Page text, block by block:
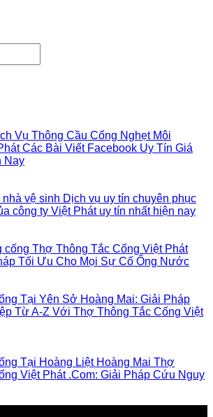
Vụ Thông Cầu Cống Nghẹt Môi
Các Bài Viết Facebook Uy Tín Giá
Nay
vệ sinh Dịch vụ uy tín chuyên phục
công ty Việt Phát uy tín nhất hiện nay
cống Thợ Thông Tắc Cống Việt Phát
Tối Ưu Cho Mọi Sự Cố Ống Nước
Tại Yên Sở Hoàng Mai: Giải Pháp
Từ A-Z Với Thợ Thông Tắc Cống Việt
Tại Hoàng Liệt Hoàng Mai Thợ
Việt Phát .Com: Giải Pháp Cứu Nguy